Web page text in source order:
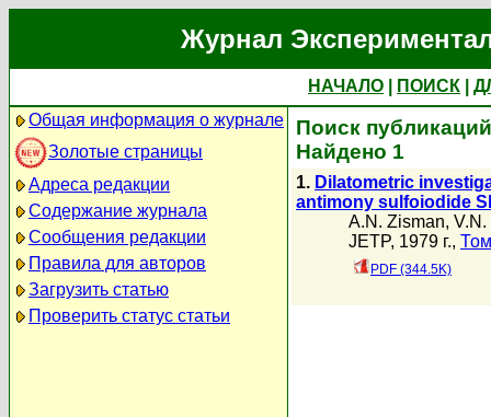
Журнал
НАЧАЛО ПОИСК
Общая информация о журнале
Золотые страницы
Адреса редакции
Содержание журнала
Сообщения редакции
Правила для авторов
Загрузить статью
Проверить статус статьи
Поиск
Найдено 1
1. Dilatometric
antimony sulfoiodide
A.N. Zisman,
JETP, 1979 г.,
PDF (344.5K)